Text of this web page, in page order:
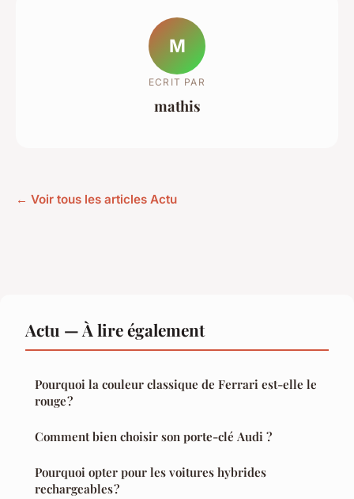
M
ECRIT PAR
mathis
← Voir tous les articles Actu
Actu — À lire également
Pourquoi la couleur classique de Ferrari est-elle le
rouge ?
Comment bien choisir son porte-clé Audi ?
Pourquoi opter pour les voitures hybrides
rechargeables ?